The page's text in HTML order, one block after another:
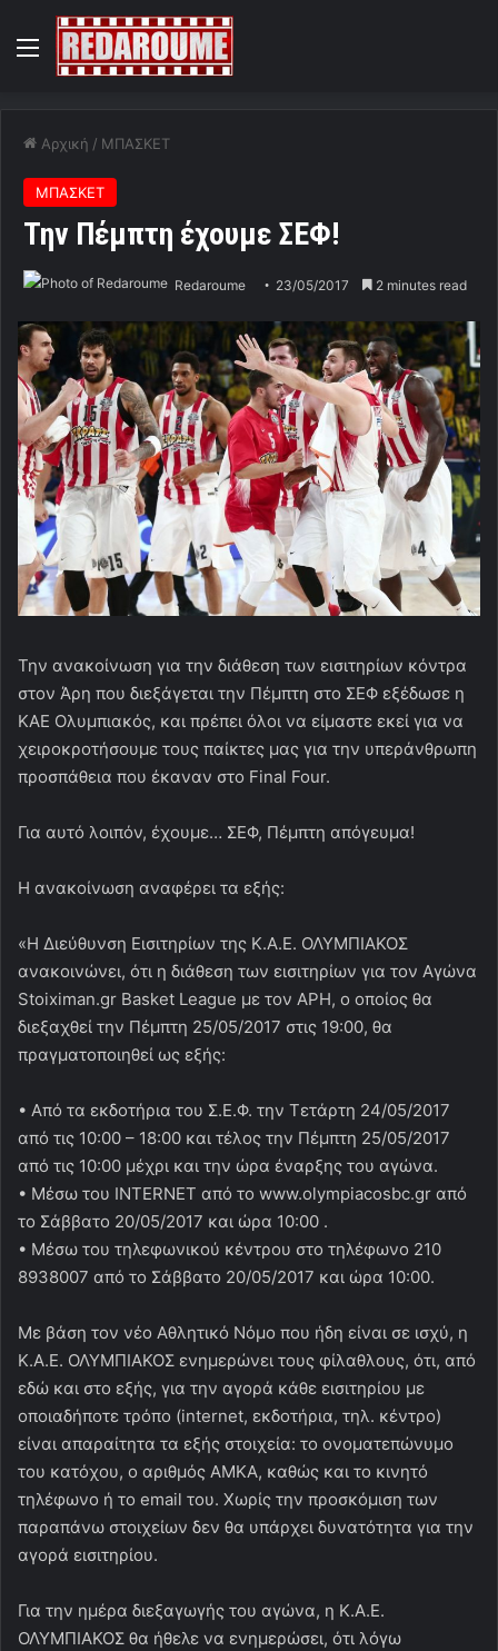
Menu
Αρχική / ΜΠΑΣΚΕΤ
ΜΠΑΣΚΕΤ
Την Πέμπτη έχουμε ΣΕΦ!
Redaroume 23/05/2017 2 minutes read
Την ανακοίνωση για την διάθεση των εισιτηρίων κόντρα
στον Άρη που διεξάγεται την Πέμπτη στο ΣΕΦ εξέδωσε η
ΚΑΕ Ολυμπιακός, και πρέπει όλοι να είμαστε εκεί για να
χειροκροτήσουμε τους παίκτες μας για την υπεράνθρωπη
προσπάθεια που έκαναν στο Final Four.
Για αυτό λοιπόν, έχουμε… ΣΕΦ, Πέμπτη απόγευμα!
Η ανακοίνωση αναφέρει τα εξής:
«Η Διεύθυνση Εισιτηρίων της Κ.Α.Ε. ΟΛΥΜΠΙΑΚΟΣ
ανακοινώνει, ότι η διάθεση των εισιτηρίων για τον Αγώνα
Stoiximan.gr Basket League με τον ΑΡΗ, ο οποίος θα
διεξαχθεί την Πέμπτη 25/05/2017 στις 19:00, θα
πραγματοποιηθεί ως εξής:
• Από τα εκδοτήρια του Σ.Ε.Φ. την Τετάρτη 24/05/2017
από τις 10:00 – 18:00 και τέλος την Πέμπτη 25/05/2017
από τις 10:00 μέχρι και την ώρα έναρξης του αγώνα.
• Μέσω του INTERNET από το www.olympiacosbc.gr από
το Σάββατο 20/05/2017 και ώρα 10:00 .
• Μέσω του τηλεφωνικού κέντρου στο τηλέφωνο 210
8938007 από το Σάββατο 20/05/2017 και ώρα 10:00.
Με βάση τον νέο Αθλητικό Νόμο που ήδη είναι σε ισχύ, η
Κ.Α.Ε. ΟΛΥΜΠΙΑΚΟΣ ενημερώνει τους φίλαθλους, ότι, από
εδώ και στο εξής, για την αγορά κάθε εισιτηρίου με
οποιαδήποτε τρόπο (internet, εκδοτήρια, τηλ. κέντρο)
είναι απαραίτητα τα εξής στοιχεία: το ονοματεπώνυμο
του κατόχου, ο αριθμός ΑΜΚΑ, καθώς και το κινητό
τηλέφωνο ή το email του. Χωρίς την προσκόμιση των
παραπάνω στοιχείων δεν θα υπάρχει δυνατότητα για την
αγορά εισιτηρίου.
Για την ημέρα διεξαγωγής του αγώνα, η Κ.Α.Ε.
ΟΛΥΜΠΙΑΚΟΣ θα ήθελε να ενημερώσει, ότι λόγω